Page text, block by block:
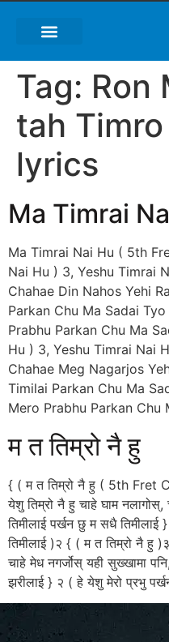
Tag: Ron
tah
lyrics
Ma Timrai
Ma Timrai Nai Hu ( 5th
Nai Hu ) 3, Yeshu Timrai
Chahae Din Nahos Yehi
Parkan Chu Ma Sadai
Prabhu Parkan Chu Ma
Hu ) 3, Yeshu Timrai Nai
Chahae Meg Nagarjos
Timilai Parkan Chu Ma
Mero Prabhu Parkan Chu
म त तिम्रो नै हु
{ ( म त तिम्रो नै हु ( 5th Fret
येशु तिम्रो नै हु चाहे घाम नलागोस्,
तिमीलाई पर्खन छु म सधै
तिमीलाई )२ { ( म त तिम्रो नै हु
चाहे मेध नगर्जोस् यही सुख्खामा
झरीलाई } २ ( हे येशु मेरो प्रभु